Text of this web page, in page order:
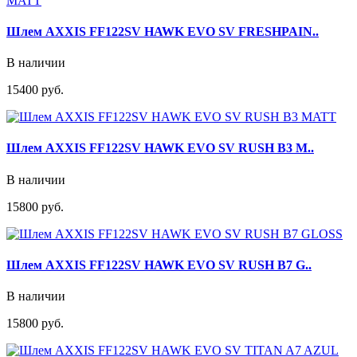
Шлем AXXIS FF122SV HAWK EVO SV FRESHPAIN..
В наличии
15400 руб.
Шлем AXXIS FF122SV HAWK EVO SV RUSH B3 M..
В наличии
15800 руб.
Шлем AXXIS FF122SV HAWK EVO SV RUSH B7 G..
В наличии
15800 руб.